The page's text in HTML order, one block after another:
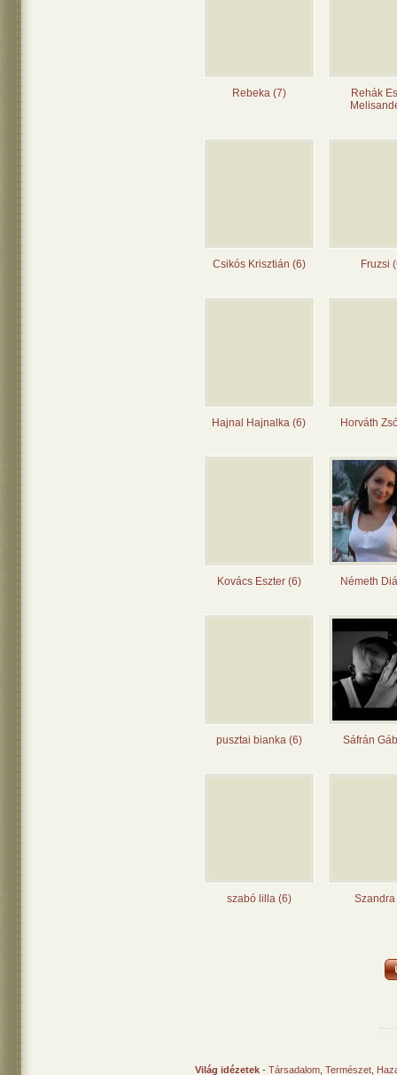
Rebeka (7)
Rehák
Csikós Krisztián (6) Fruzsi
Hajnal Hajnalka (6) Horváth
Kovács Eszter (6) Németh
pusztai bianka (6) Sáfrán
szabó lilla (6)
Világ idézetek - Társadalom Természet